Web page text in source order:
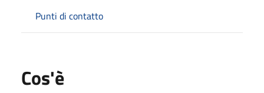
Punti di contatto
Cos'è